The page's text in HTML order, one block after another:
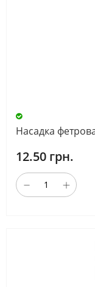
Насадка
12.50 грн.